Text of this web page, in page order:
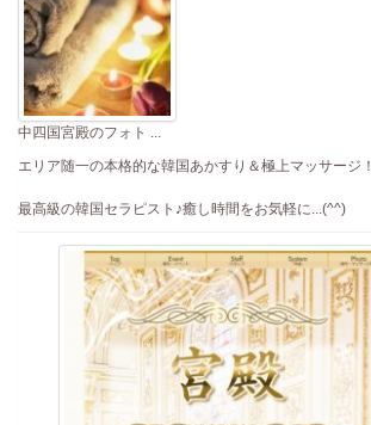
中四国宮殿のフォト ...
エリア随一の本格的な韓国あかすり＆極上マッサージ！
最高級の韓国セラピスト♪癒し時間をお気軽に...(^^)